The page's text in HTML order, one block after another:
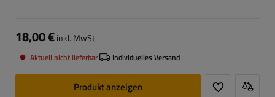
18,00 €inkl. MwSt
Aktuell nicht lieferbar Individuelles Versand
Produkt anzeigen